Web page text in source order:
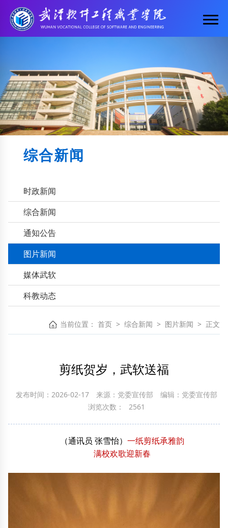
综合新闻
时政新闻
综合新闻
通知公告
图片新闻
媒体武软
科教动态
当前位置： 首页 > 综合新闻 > 图片新闻 > 正文
剪纸贺岁，武软送福
发布时间：2026-02-17 来源：党委宣传部
编辑：党委宣传部
浏览次数：
2561
（通讯员 张雪怡） 一纸剪纸承雅韵
满校欢歌迎新春